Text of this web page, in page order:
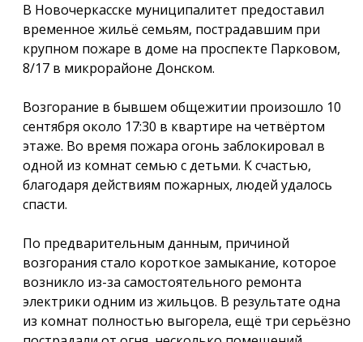
В Новочеркасске муниципалитет предоставил
временное жильё семьям, пострадавшим при
крупном пожаре в доме на проспекте Парковом,
8/17 в микрорайоне Донском.
Возгорание в бывшем общежитии произошло 10
сентября около 17:30 в квартире на четвёртом
этаже. Во время пожара огонь заблокировал в
одной из комнат семью с детьми. К счастью,
благодаря действиям пожарных, людей удалось
спасти.
По предварительным данным, причиной
возгорания стало короткое замыкание, которое
возникло из-за самостоятельного ремонта
электрики одним из жильцов. В результате одна
из комнат полностью выгорела, ещё три серьёзно